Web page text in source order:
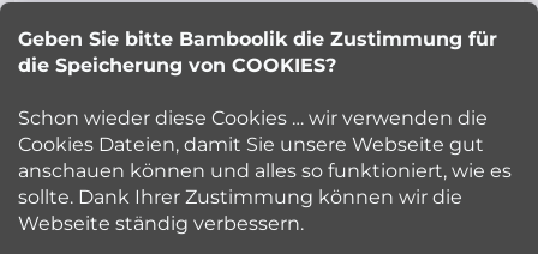
Geben Sie bitte Bamboolik die Zustimmung für
die Speicherung von COOKIES?
Schon wieder diese Cookies … wir verwenden die
Cookies Dateien, damit Sie unsere Webseite gut
anschauen können und alles so funktioniert, wie es
sollte. Dank Ihrer Zustimmung können wir die
Webseite ständig verbessern.
z
e
eBamboolik
Petra Kuncova